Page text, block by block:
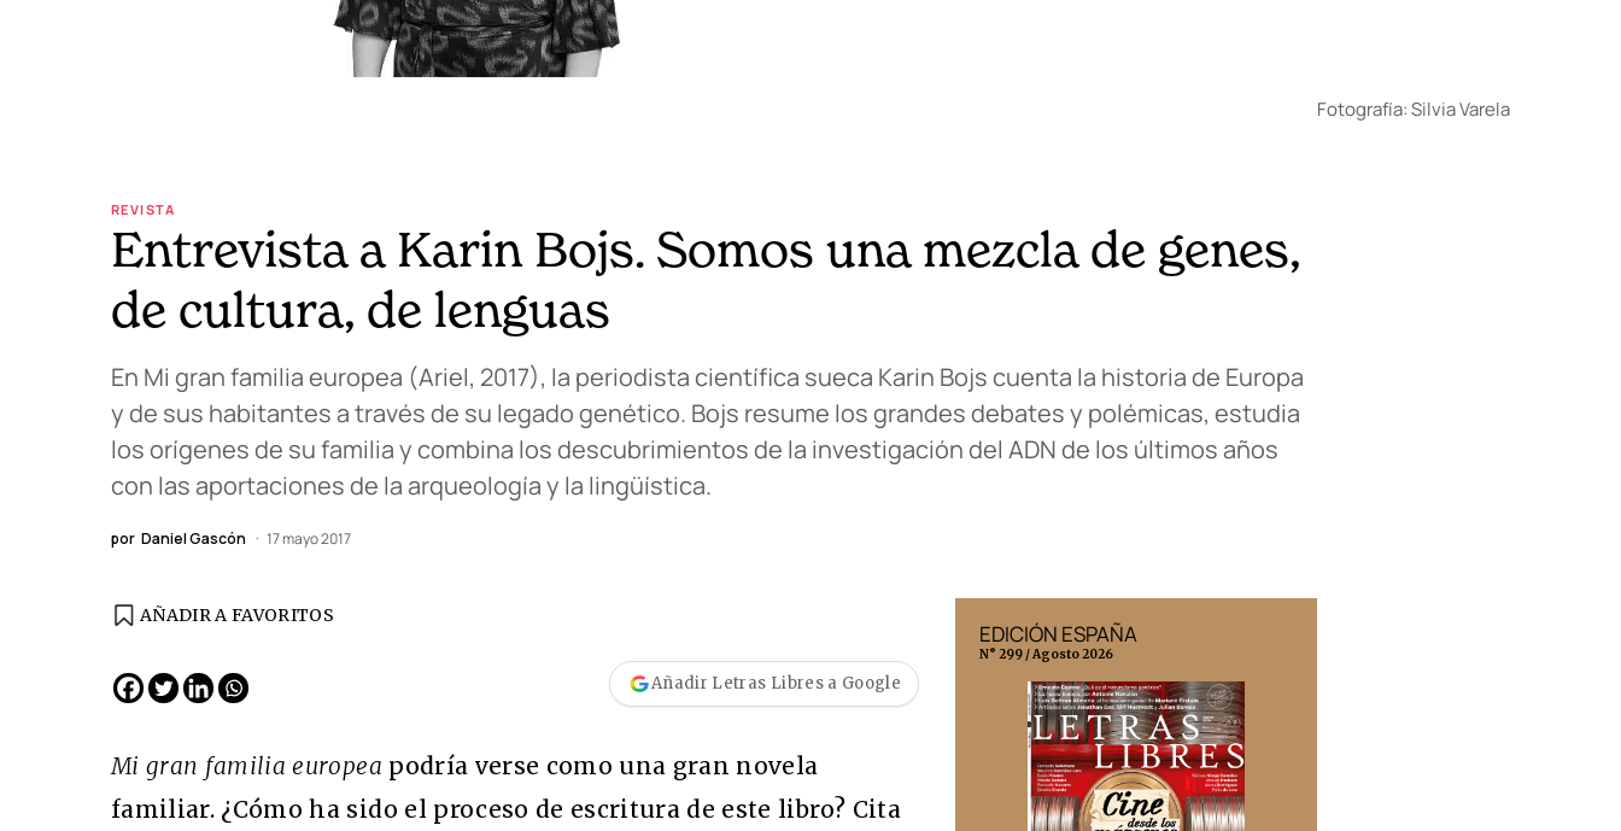
Fotografía: Silvia Varela
REVISTA
Entrevista a Karin Bojs. Somos una mezcla de genes,
de cultura, de lenguas
En Mi gran familia europea (Ariel, 2017), la periodista científica sueca Karin Bojs cuenta la historia de Europa
y de sus habitantes a través de su legado genético. Bojs resume los grandes debates y polémicas, estudia
los orígenes de su familia y combina los descubrimientos de la investigación del ADN de los últimos años
con las aportaciones de la arqueología y la lingüística.
por Daniel Gascón 17 mayo 2017
AÑADIR A FAVORITOS
Añadir Letras Libres a Google
Mi gran familia europea podría verse como una gran novela
familiar. ¿Cómo ha sido el proceso de escritura de este libro? Cita
EDICIÓN ESPAÑA
N° 299 / Agosto 2026